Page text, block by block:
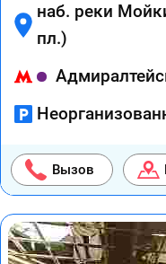
наб. реки
пл.)
Вызов